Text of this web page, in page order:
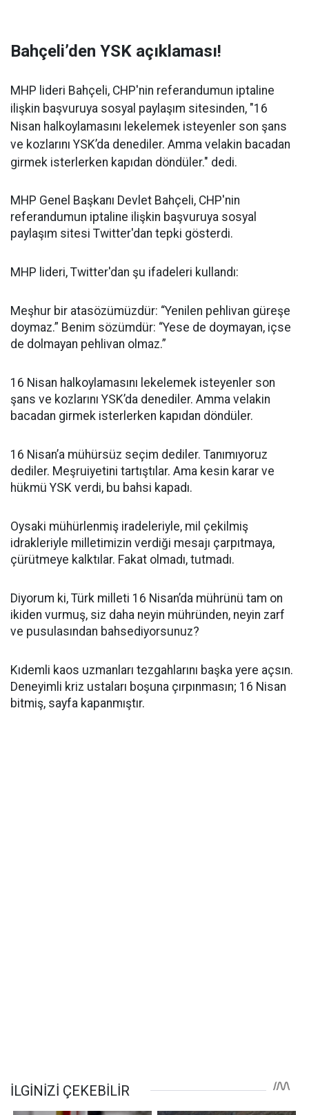
Bahçeli’den YSK açıklaması!
MHP lideri Bahçeli, CHP'nin referandumun iptaline
ilişkin başvuruya sosyal paylaşım sitesinden, "16
Nisan halkoylamasını lekelemek isteyenler son şans
ve kozlarını YSK’da denediler. Amma velakin bacadan
girmek isterlerken kapıdan döndüler." dedi.
MHP Genel Başkanı Devlet Bahçeli, CHP'nin
referandumun iptaline ilişkin başvuruya sosyal
paylaşım sitesi Twitter'dan tepki gösterdi.
MHP lideri, Twitter'dan şu ifadeleri kullandı:
Meşhur bir atasözümüzdür: “Yenilen pehlivan güreşe
doymaz.” Benim sözümdür: “Yese de doymayan, içse
de dolmayan pehlivan olmaz.”
16 Nisan halkoylamasını lekelemek isteyenler son
şans ve kozlarını YSK’da denediler. Amma velakin
bacadan girmek isterlerken kapıdan döndüler.
16 Nisan’a mühürsüz seçim dediler. Tanımıyoruz
dediler. Meşruiyetini tartıştılar. Ama kesin karar ve
hükmü YSK verdi, bu bahsi kapadı.
Oysaki mühürlenmiş iradeleriyle, mil çekilmiş
idrakleriyle milletimizin verdiği mesajı çarpıtmaya,
çürütmeye kalktılar. Fakat olmadı, tutmadı.
Diyorum ki, Türk milleti 16 Nisan’da mührünü tam on
ikiden vurmuş, siz daha neyin mühründen, neyin zarf
ve pusulasından bahsediyorsunuz?
Kıdemli kaos uzmanları tezgahlarını başka yere açsın.
Deneyimli kriz ustaları boşuna çırpınmasın; 16 Nisan
bitmiş, sayfa kapanmıştır.